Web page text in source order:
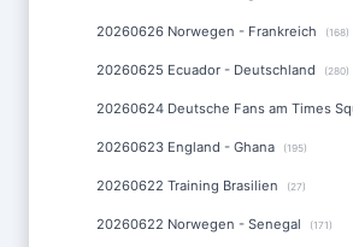
20260626 Norwegen - Frankreich (168)
20260625 Ecuador - Deutschland (280)
20260624 Deutsche Fans am Times
20260623 England - Ghana (195)
20260622 Training Brasilien (27)
20260622 Norwegen - Senegal (171)